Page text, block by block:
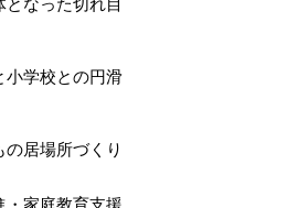
学校との円滑
居場所づくり
家庭教育支援